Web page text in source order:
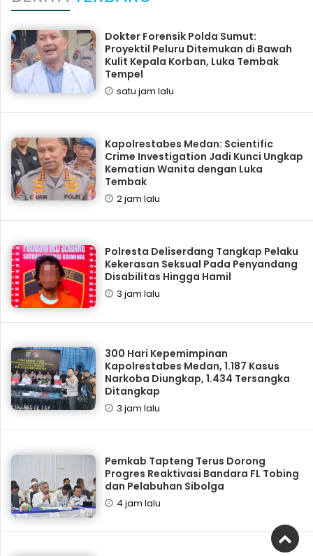
Dokter Forensik Polda Sumut:
Proyektil Peluru Ditemukan di Bawah
Kulit Kepala Korban, Luka Tembak
Tempel
satu jam lalu
Kapolrestabes Medan: Scientific
Crime Investigation Jadi Kunci Ungkap
Kematian Wanita dengan Luka
Tembak
2 jam lalu
Polresta Deliserdang Tangkap Pelaku
Kekerasan Seksual Pada Penyandang
Disabilitas Hingga Hamil
3 jam lalu
300 Hari Kepemimpinan
Kapolrestabes Medan, 1.187 Kasus
Narkoba Diungkap, 1.434 Tersangka
Ditangkap
3 jam lalu
Pemkab Tapteng Terus Dorong
Progres Reaktivasi Bandara FL Tobing
dan Pelabuhan Sibolga
4 jam lalu